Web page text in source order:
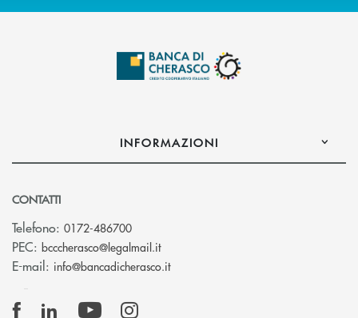
INFORMAZIONI
CONTATTI
Telefono: 0172-486700
PEC: bcccherasco@legalmail.it(si apre l’app di posta elettronica)
E-mail: info@bancadicherasco.it(si apre l’app di posta elettronica)